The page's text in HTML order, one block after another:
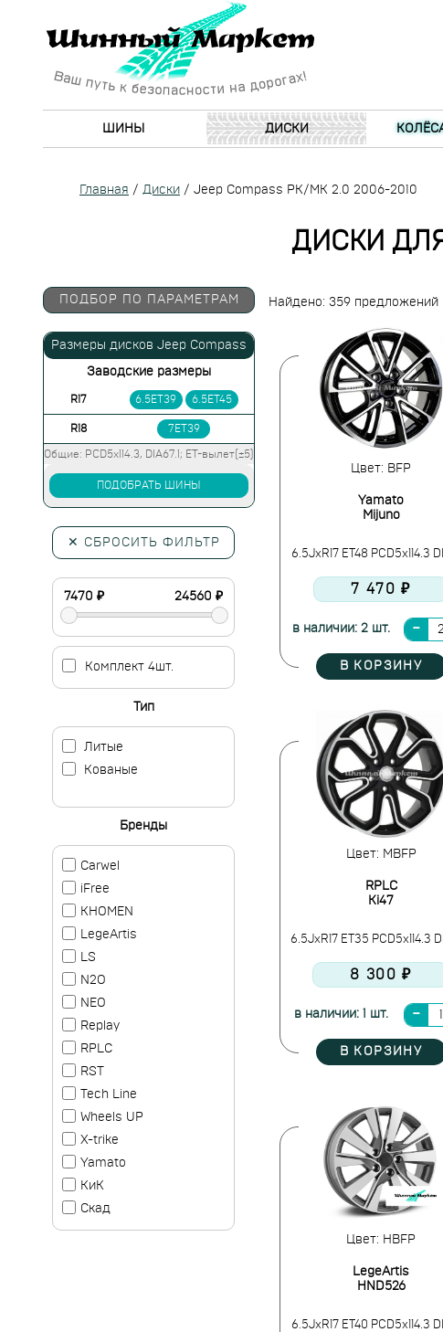
ШИНЫ ДИСКИ
Главная / Диски / Jeep Compass PK/MK 2.0 2006-2010
ДИСКИ ДЛЯ
Найдено: 359 предложений
Цвет: BFP
Yamato
Mijuno
6.5JxR17 ET48 PCD5x114.3
7 470 ₽
в наличии: 2 шт.
В КОРЗИНУ
Цвет: MBFP
RPLC
Ki47
6.5JxR17 ET35 PCD5x114.3
8 300 ₽
в наличии: 1 шт.
В КОРЗИНУ
Цвет: HBFP
LegeArtis
HND526
6.5JxR17 ET40 PCD5x114.3
ПОДБОР ПО ПАРАМЕТРАМ
Размеры дисков Jeep Compass
Заводские размеры
R17 6.5ET39 6.5ET45
R18 7ET39
Общие: PCD5x114.3, DIA67.1; ET-вылет(±5)
ПОДОБРАТЬ ШИНЫ
✕ СБРОСИТЬ ФИЛЬТР
Комплект 4шт.
Тип
Литые
Кованые
Бренды
Carwel
iFree
KHOMEN
LegeArtis
LS
N2O
NEO
Replay
RPLC
RST
Tech Line
Wheels UP
X-trike
Yamato
КиК
Скад